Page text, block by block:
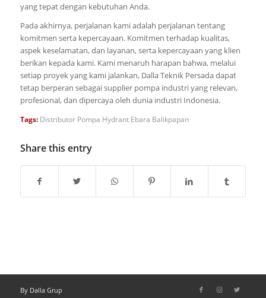
yang tepat dengan kebutuhan Anda.
Pada akhirnya, perjalanan kami adalah perjalanan tentang
komitmen serta kepercayaan. Komitmen terhadap kualitas,
aspek keselamatan, dan layanan, serta kepercayaan yang klien
berikan kepada kami. Kami menaruh harapan bahwa, melalui
setiap proyek yang kami jalankan, Dalla Teknik Persada dapat
tetap berperan sebagai supplier pompa industri yang relevan,
profesional, dan dipercaya oleh dunia industri Indonesia.
Tags: Distributor Pompa Hydrant Ebara Balikpapan
Share this entry
By Dalla Grup